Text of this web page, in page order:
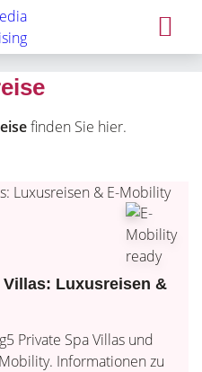
finden Sie hier.
Luxusreisen &
Private Spa Villas und
Informationen zu